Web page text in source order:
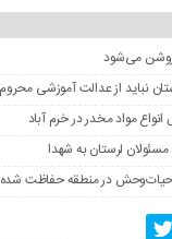
روشن می‌شود
نباید از عدالت آموزشی محروم
مسئولان لرستان به شهدا
حیات‌وحش در منطقه حفاظت شده